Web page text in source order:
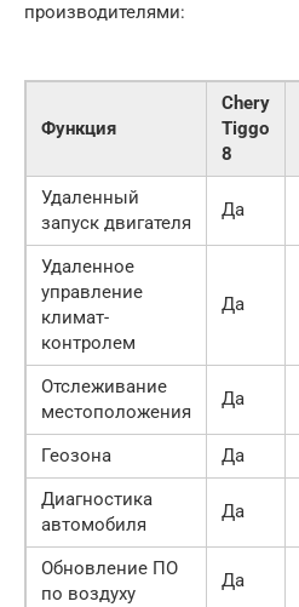
производителями:
Функция
Chery
Tiggo
8
Удаленный
запуск двигателя
Да
Удаленное
управление
климат-
контролем
Да
Отслеживание
местоположения
Да
Геозона Да
Диагностика
автомобиля
Да
Обновление ПО
по воздуху
Да